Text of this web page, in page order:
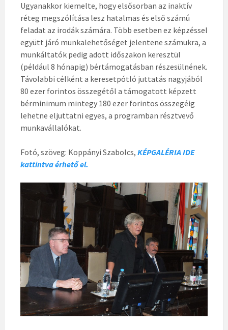
Ugyanakkor kiemelte, hogy elsősorban az inaktív
réteg megszólítása lesz hatalmas és első számú
feladat az irodák számára. Több esetben ez képzéssel
együtt járó munkalehetőséget jelentene számukra, a
munkáltatók pedig adott időszakon keresztül
(például 8 hónapig) bértámogatásban részesülnének.
Távolabbi célként a keresetpótló juttatás nagyjából
80 ezer forintos összegétől a támogatott képzett
bérminimum mintegy 180 ezer forintos összegéig
lehetne eljuttatni egyes, a programban résztvevő
munkavállalókat.
Fotó, szöveg: Koppányi Szabolcs, KÉPGALÉRIA IDE
kattintva érhető el.